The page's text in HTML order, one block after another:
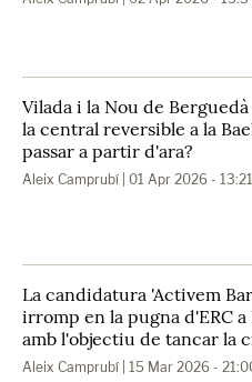
Vilada i la Nou de
la central reversible a la
passar a partir d'ara?
Aleix Camprubí | 01 Apr 2026 -
La candidatura 'Activem
irromp en la pugna d'ERC a
amb l'objectiu de tancar la
Aleix Camprubí | 15 Mar 2026 -